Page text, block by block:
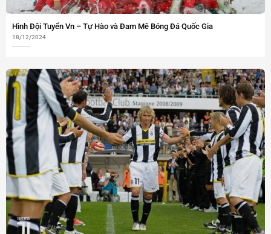
Hình Đội Tuyển Vn – Tự Hào và Đam Mê Bóng Đá Quốc Gia
18/12/2024